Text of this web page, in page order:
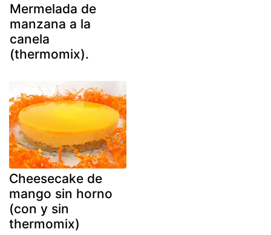
Mermelada de
manzana a la
canela
(thermomix).
Cheesecake de
mango sin horno
(con y sin
thermomix)